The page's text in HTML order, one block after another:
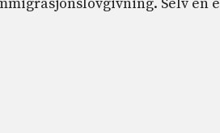
Selv en